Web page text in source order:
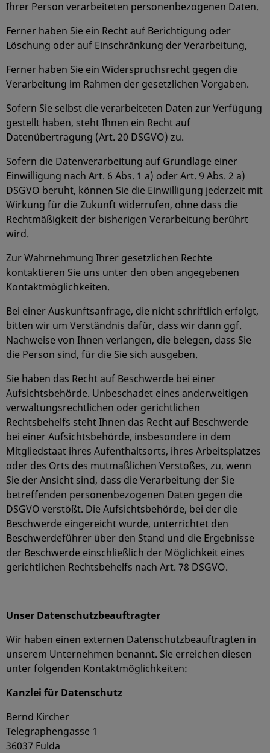
Ihrer Person verarbeiteten personenbezogenen Daten.
Ferner haben Sie ein Recht auf Berichtigung oder
Löschung oder auf Einschränkung der Verarbeitung,
Ferner haben Sie ein Widerspruchsrecht gegen die
Verarbeitung im Rahmen der gesetzlichen Vorgaben.
Sofern Sie selbst die verarbeiteten Daten zur Verfügung
gestellt haben, steht Ihnen ein Recht auf
Datenübertragung (Art. 20 DSGVO) zu.
Sofern die Datenverarbeitung auf Grundlage einer
Einwilligung nach Art. 6 Abs. 1 a) oder Art. 9 Abs. 2 a)
DSGVO beruht, können Sie die Einwilligung jederzeit mit
Wirkung für die Zukunft widerrufen, ohne dass die
Rechtmäßigkeit der bisherigen Verarbeitung berührt
wird.
Zur Wahrnehmung Ihrer gesetzlichen Rechte
kontaktieren Sie uns unter den oben angegebenen
Kontaktmöglichkeiten.
Bei einer Auskunftsanfrage, die nicht schriftlich erfolgt,
bitten wir um Verständnis dafür, dass wir dann ggf.
Nachweise von Ihnen verlangen, die belegen, dass Sie
die Person sind, für die Sie sich ausgeben.
Sie haben das Recht auf Beschwerde bei einer
Aufsichtsbehörde. Unbeschadet eines anderweitigen
verwaltungsrechtlichen oder gerichtlichen
Rechtsbehelfs steht Ihnen das Recht auf Beschwerde
bei einer Aufsichtsbehörde, insbesondere in dem
Mitgliedstaat ihres Aufenthaltsorts, ihres Arbeitsplatzes
oder des Orts des mutmaßlichen Verstoßes, zu, wenn
Sie der Ansicht sind, dass die Verarbeitung der Sie
betreffenden personenbezogenen Daten gegen die
DSGVO verstößt. Die Aufsichtsbehörde, bei der die
Beschwerde eingereicht wurde, unterrichtet den
Beschwerdeführer über den Stand und die Ergebnisse
der Beschwerde einschließlich der Möglichkeit eines
gerichtlichen Rechtsbehelfs nach Art. 78 DSGVO.
Unser Datenschutzbeauftragter
Wir haben einen externen Datenschutzbeauftragten in
unserem Unternehmen benannt. Sie erreichen diesen
unter folgenden Kontaktmöglichkeiten:
Kanzlei für Datenschutz
Bernd Kircher
Telegraphengasse 1
36037 Fulda